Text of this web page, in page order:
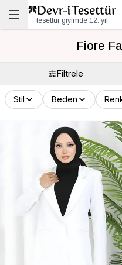
tesettür giyimde 12. yıl
Fiore
Filtrele
Stil Beden